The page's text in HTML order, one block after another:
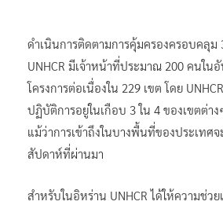
ดำเนินการติดตามการคุ้มครองครอบคลุ
UNHCR มีเจ้าหน้าที่ประมาณ 200 คนใน
โครงการต่อเนื่องใน 229 เขต โดย
ปฏิบัติการอยู่ในเกือบ 3 ใน 4 ของเขตต่า
แม้ว่าการเข้าถึงในบางพื้นที่ของประเทศ
สัปดาห์ที่ผ่านมา
สำหรับในอิหร่าน UNHCR ได้ให้ความช่